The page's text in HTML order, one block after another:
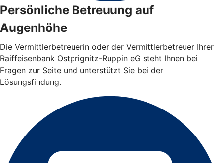
Persönliche Betreuung auf
Augenhöhe
Die Vermittlerbetreuerin oder der Vermittlerbetreuer Ihrer
Raiffeisenbank Ostprignitz-Ruppin eG steht Ihnen bei
Fragen zur Seite und unterstützt Sie bei der
Lösungsfindung.